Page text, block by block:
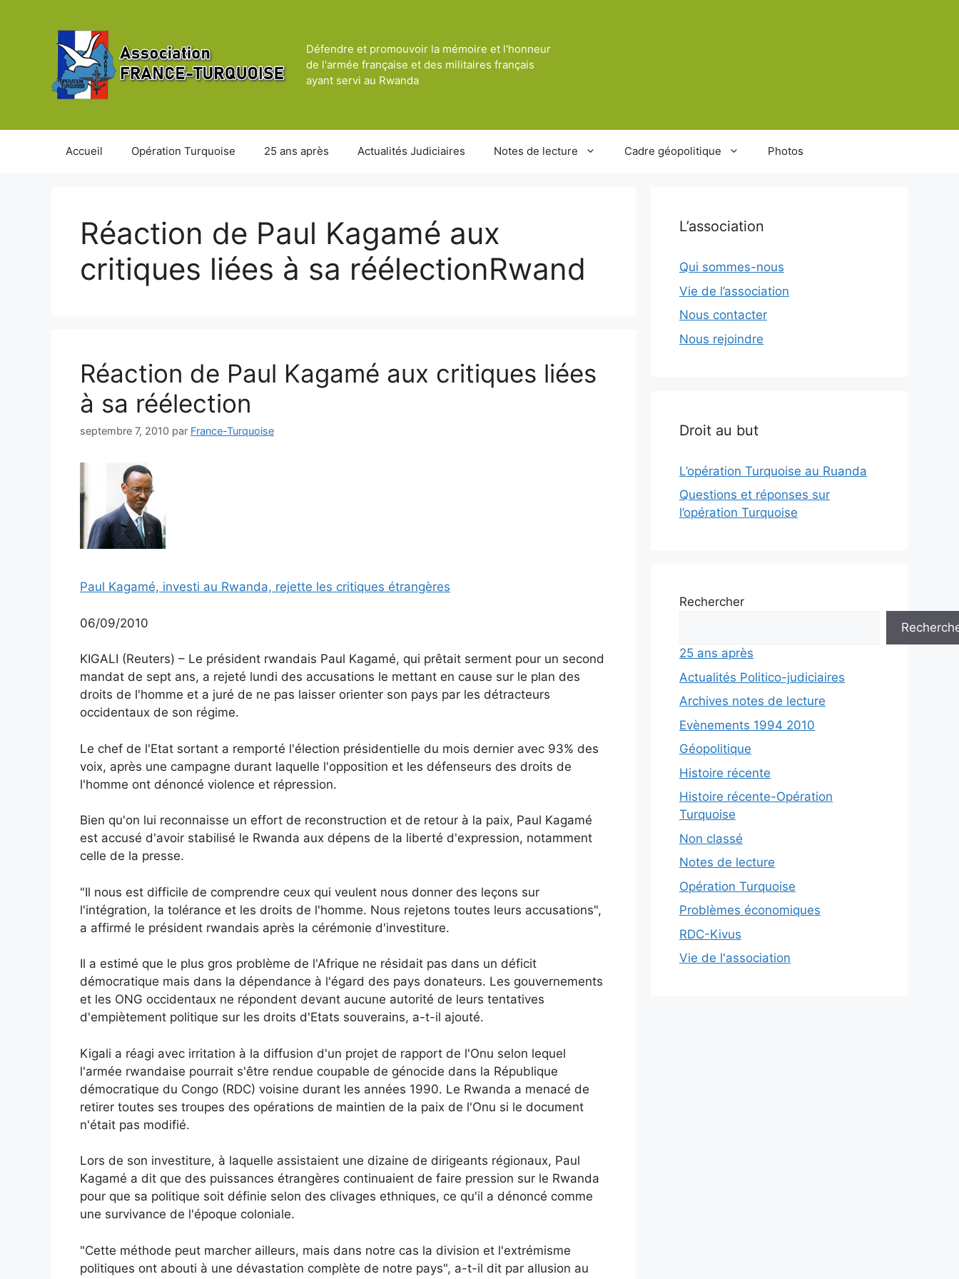
Défendre et promouvoir la mémoire et l'honneur
de l'armée française et des militaires français
ayant servi au Rwanda
Accueil Opération Turquoise 25 ans après Actualités Judiciaires Notes de lecture Cadre géopolitique Photos
Réaction de Paul Kagamé aux
critiques liées à sa réélectionRwand
Réaction de Paul Kagamé aux critiques liées
à sa réélection
septembre 7, 2010 par France-Turquoise
Paul Kagamé, investi au Rwanda, rejette les critiques étrangères
06/09/2010
KIGALI (Reuters) – Le président rwandais Paul Kagamé, qui prêtait serment pour un second
mandat de sept ans, a rejeté lundi des accusations le mettant en cause sur le plan des
droits de l'homme et a juré de ne pas laisser orienter son pays par les détracteurs
occidentaux de son régime.
Le chef de l'Etat sortant a remporté l'élection présidentielle du mois dernier avec 93% des
voix, après une campagne durant laquelle l'opposition et les défenseurs des droits de
l'homme ont dénoncé violence et répression.
Bien qu'on lui reconnaisse un effort de reconstruction et de retour à la paix, Paul Kagamé
est accusé d'avoir stabilisé le Rwanda aux dépens de la liberté d'expression, notamment
celle de la presse.
"Il nous est difficile de comprendre ceux qui veulent nous donner des leçons sur
l'intégration, la tolérance et les droits de l'homme. Nous rejetons toutes leurs accusations",
a affirmé le président rwandais après la cérémonie d'investiture.
Il a estimé que le plus gros problème de l'Afrique ne résidait pas dans un déficit
démocratique mais dans la dépendance à l'égard des pays donateurs. Les gouvernements
et les ONG occidentaux ne répondent devant aucune autorité de leurs tentatives
d'empiètement politique sur les droits d'Etats souverains, a-t-il ajouté.
Kigali a réagi avec irritation à la diffusion d'un projet de rapport de l'Onu selon lequel
l'armée rwandaise pourrait s'être rendue coupable de génocide dans la République
démocratique du Congo (RDC) voisine durant les années 1990. Le Rwanda a menacé de
retirer toutes ses troupes des opérations de maintien de la paix de l'Onu si le document
n'était pas modifié.
Lors de son investiture, à laquelle assistaient une dizaine de dirigeants régionaux, Paul
Kagamé a dit que des puissances étrangères continuaient de faire pression sur le Rwanda
pour que sa politique soit définie selon des clivages ethniques, ce qu'il a dénoncé comme
une survivance de l'époque coloniale.
"Cette méthode peut marcher ailleurs, mais dans notre cas la division et l'extrémisme
politiques ont abouti à une dévastation complète de notre pays", a-t-il dit par allusion au
L’association
Qui sommes-nous
Vie de l’association
Nous contacter
Nous rejoindre
Droit au but
L’opération Turquoise au Ruanda
Questions et réponses sur
l’opération Turquoise
Rechercher
25 ans après
Actualités Politico-judiciaires
Archives notes de lecture
Evènements 1994 2010
Géopolitique
Histoire récente
Histoire récente-Opération
Turquoise
Non classé
Notes de lecture
Opération Turquoise
Problèmes économiques
RDC-Kivus
Vie de l'association